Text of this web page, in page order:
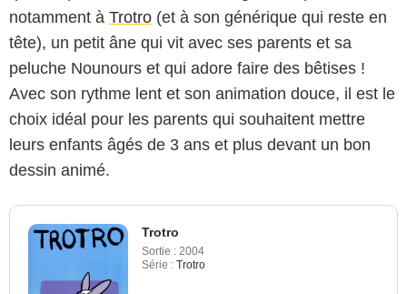
notamment à Trotro (et à son générique qui reste en
tête), un petit âne qui vit avec ses parents et sa
peluche Nounours et qui adore faire des bêtises !
Avec son rythme lent et son animation douce, il est le
choix idéal pour les parents qui souhaitent mettre
leurs enfants âgés de 3 ans et plus devant un bon
dessin animé.
Trotro
Sortie : 2004
Série : Trotro